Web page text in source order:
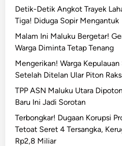
i
M
a
l
u
k
u
e
l
a
m
Detik-Detik Angkot Trayek
Tiga! Diduga Sopir Mengantuk
Malam Ini Maluku Bergetar!
Warga Diminta Tetap Tenang
Mengerikan! Warga
Setelah Ditelan Ular Piton
TPP ASN Maluku Utara
Baru Ini Jadi Sorotan
Terbongkar! Dugaan Korupsi
Tetoat Seret 4 Tersangka,
Rp2,8 Miliar